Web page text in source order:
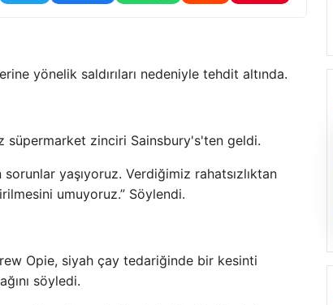
yönelik saldırıları nedeniyle tehdit altında.
süpermarket zinciri Sainsbury's'ten geldi.
yaşıyoruz. Verdiğimiz rahatsızlıktan
umuyoruz.” Söylendi.
Opie, siyah çay tedariğinde bir kesinti
söyledi.